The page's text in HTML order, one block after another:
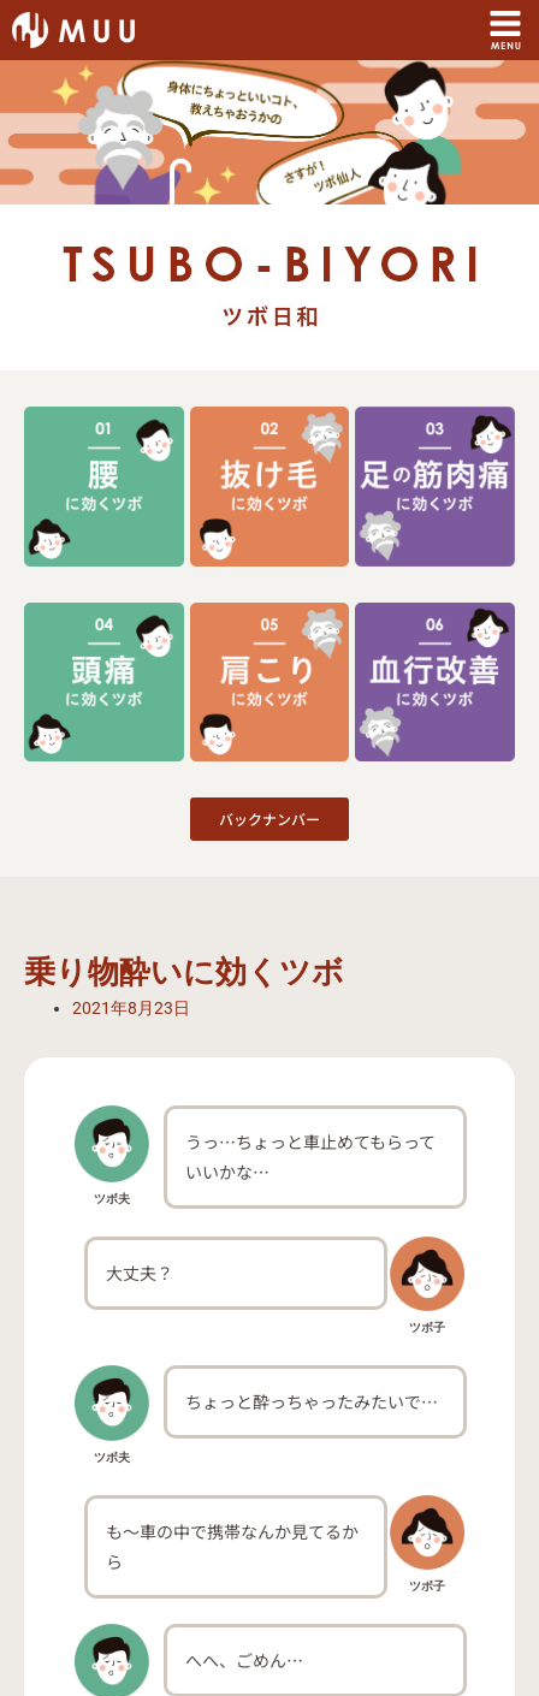
バックナンバー
乗り物酔いに効くツボ
2021年8月23日
ツボ夫
うっ…ちょっと車止めてもらって
いいかな…
大丈夫？
ツボ子
ツボ夫
ちょっと酔っちゃったみたいで…
も〜車の中で携帯なんか見てるか
ら
ツボ子
へへ、ごめん…